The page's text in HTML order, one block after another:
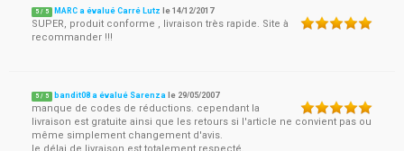
5 / 5 MARC a évalué Carré Lutz le14/12/2017
SUPER, produit conforme , livraison très rapide. Site à
recommander !!!
5 / 5 bandit08 a évalué Sarenza le 29/05/2007
manque de codes de réductions. cependant la
livraison est gratuite ainsi que les retours si l'article ne convient pas ou
même simplement changement d'avis.